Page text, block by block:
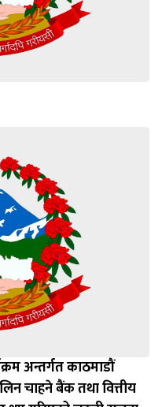
अन्तर्गत काठमाडौं
चाहने बैंक तथा वित्तीय